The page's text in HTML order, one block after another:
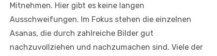
Mitnehmen. Hier gibt es keine langen
Ausschweifungen. Im Fokus stehen die einzelnen
Asanas, die durch zahlreiche Bilder gut
nachzuvollziehen und nachzumachen sind. Viele der